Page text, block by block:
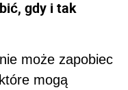
gdy i tak
może zapobiec
mogą